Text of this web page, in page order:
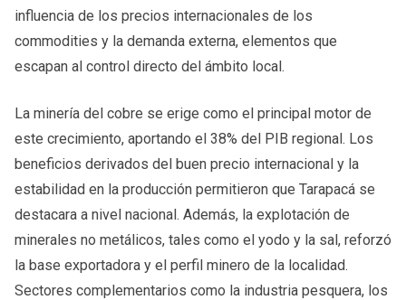
influencia de los precios internacionales de los
commodities y la demanda externa, elementos que
escapan al control directo del ámbito local.
La minería del cobre se erige como el principal motor de
este crecimiento, aportando el 38% del PIB regional. Los
beneficios derivados del buen precio internacional y la
estabilidad en la producción permitieron que Tarapacá se
destacara a nivel nacional. Además, la explotación de
minerales no metálicos, tales como el yodo y la sal, reforzó
la base exportadora y el perfil minero de la localidad.
Sectores complementarios como la industria pesquera, los